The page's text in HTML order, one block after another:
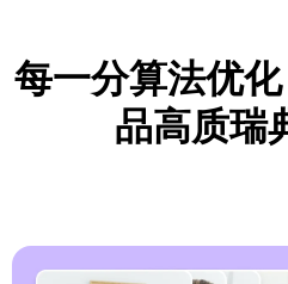
每一分算法优化
品高质瑞